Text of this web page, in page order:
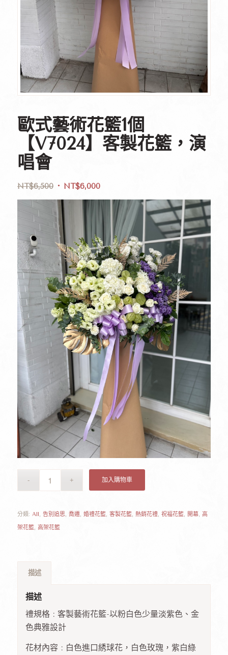
歐式藝術花籃1個
【V7024】客製花籃，演
唱會
NT$6,500 NT$6,000
加入購物車
分類: All 告別追思 喬遷, 婚禮花籃, 客製花籃, 熱銷花禮, 祝福花籃, 開幕, 高
架花籃, 高架花籃
描述
描述
禮規格 : 客製藝術花籃-以粉白色少量淡紫色、金
色典雅設計
花材內容 : 白色進口綉球花，白色玫瑰，紫白綠